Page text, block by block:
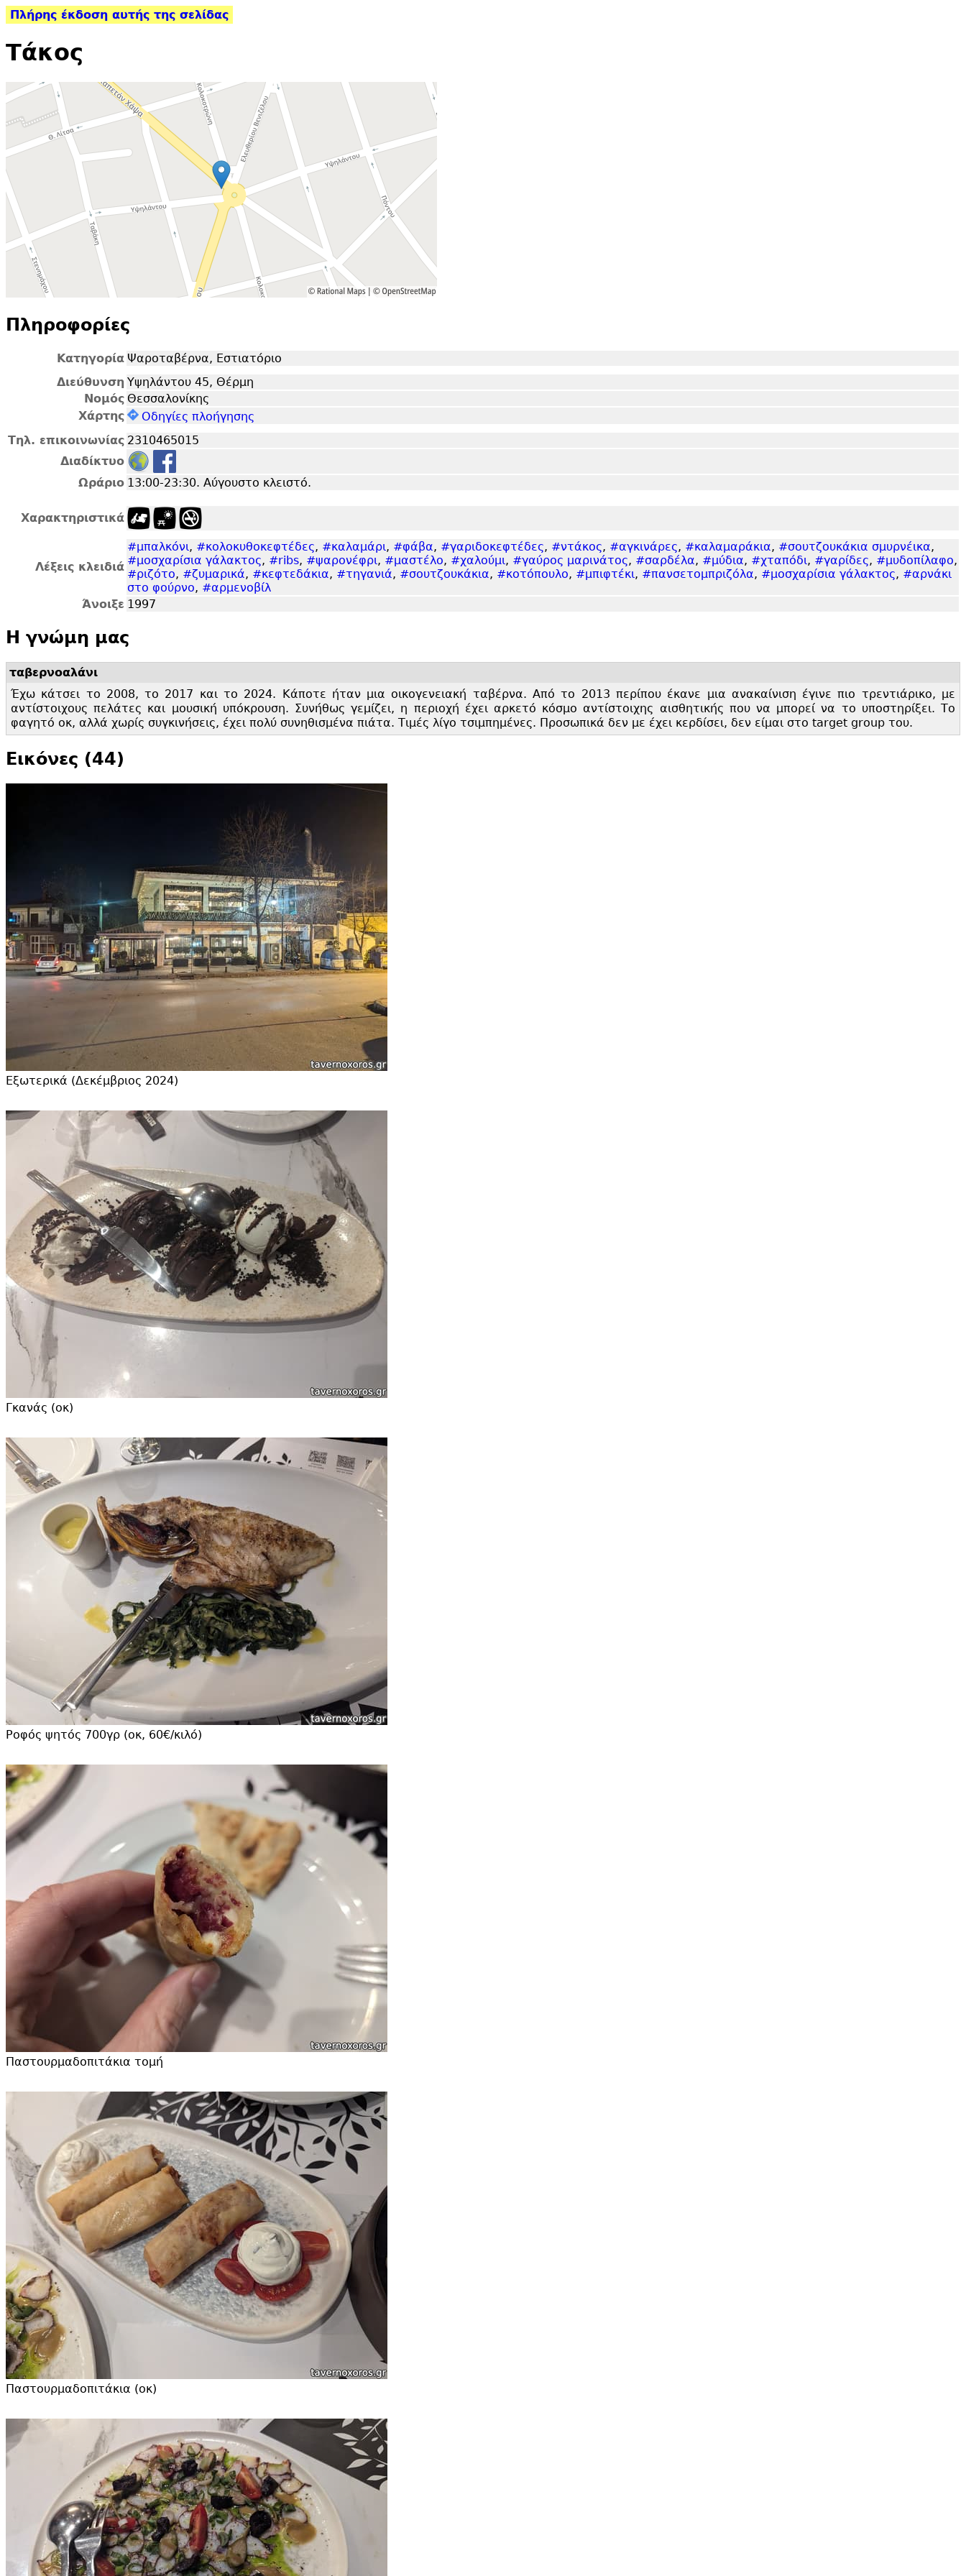
Πλήρης έκδοση αυτής της σελίδας
Τάκος
Πληροφορίες
Κατηγορία Ψαροταβέρνα, Εστιατόριο
Διεύθυνση Υψηλάντου 45, Θέρμη
Νομός Θεσσαλονίκης
Χάρτης
Οδηγίες πλοήγησης
Τηλ. επικοινωνίας 2310465015
Διαδίκτυο
Ωράριο 13:00-23:30. Αύγουστο κλειστό.
Χαρακτηριστικά
Λέξεις κλειδιά
#μπαλκόνι, #κολοκυθοκεφτέδες, #καλαμάρι, #φάβα, #γαριδοκεφτέδες, #ντάκος, #αγκινάρες, #καλαμαράκια, #σουτζουκάκια σμυρνέικα,
#μοσχαρίσια γάλακτος, #ribs, #ψαρονέφρι, #μαστέλο, #χαλούμι, #γαύρος μαρινάτος, #σαρδέλα, #μύδια, #χταπόδι, #γαρίδες, #μυδοπίλαφο,
#ριζότο, #ζυμαρικά, #κεφτεδάκια, #τηγανιά, #σουτζουκάκια, #κοτόπουλο, #μπιφτέκι, #πανσετομπριζόλα, #μοσχαρίσια γάλακτος, #αρνάκι
στο φούρνο, #αρμενοβίλ
Άνοιξε 1997
Η γνώμη μας
ταβερνοαλάνι
Έχω κάτσει το 2008, το 2017 και το 2024. Κάποτε ήταν μια οικογενειακή ταβέρνα. Από το 2013 περίπου έκανε μια ανακαίνιση έγινε πιο τρεντιάρικο, με
αντίστοιχους πελάτες και μουσική υπόκρουση. Συνήθως γεμίζει, η περιοχή έχει αρκετό κόσμο αντίστοιχης αισθητικής που να μπορεί να το υποστηρίξει. Το
φαγητό οκ, αλλά χωρίς συγκινήσεις, έχει πολύ συνηθισμένα πιάτα. Τιμές λίγο τσιμπημένες. Προσωπικά δεν με έχει κερδίσει, δεν είμαι στο target group του.
Εικόνες (44)
Εξωτερικά (Δεκέμβριος 2024)
Γκανάς (οκ)
Ροφός ψητός 700γρ (οκ, 60€/κιλό)
Παστουρμαδοπιτάκια τομή
Παστουρμαδοπιτάκια (οκ)